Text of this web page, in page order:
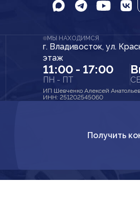
МЫ НАХОДИМСЯ
г. Владивосток, ул.
этаж
11:00 - 17:00
ПН - ПТ
ИП Шевченко Алексей
ИНН: 251202545060
Получить